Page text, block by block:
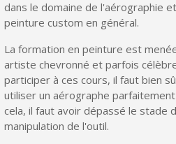
dans le domaine de l'aérographie
peinture custom en général.
La formation en peinture est
artiste chevronné et parfois
participer à ces cours, il faut bien
utiliser un aérographe
cela, il faut avoir dépassé le stade
manipulation de l'outil.